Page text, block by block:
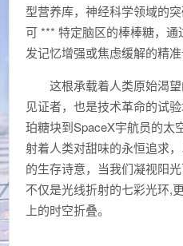
型营养库，神经科学领域的
可 *** 特定脑区的棒棒糖，
发记忆增强或焦虑缓解的精准
这根承载着人类原始渴
见证者，也是技术革命的试
珀糖块到SpaceX宇航员的太
射着人类对甜味的永恒追求
的生存诗意，当我们凝视阳
不仅是光线折射的七彩光环,
上的时空折叠。